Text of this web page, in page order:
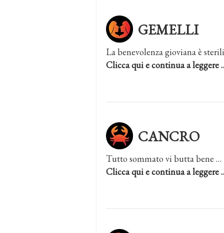
GEMELLI
La benevolenza gioviana è
Clicca qui e continua a leggere
CANCRO
Tutto sommato vi butta bene …
Clicca qui e continua a leggere